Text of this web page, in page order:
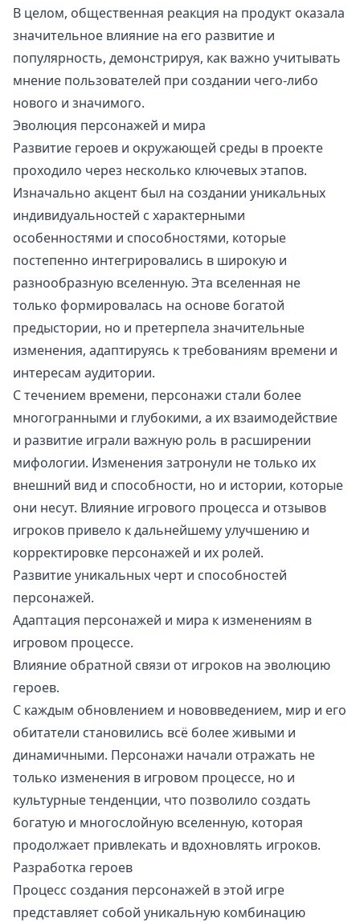
В целом, общественная реакция на продукт оказала
значительное влияние на его развитие и
популярность, демонстрируя, как важно учитывать
мнение пользователей при создании чего-либо
нового и значимого.
Эволюция персонажей и мира
Развитие героев и окружающей среды в проекте
проходило через несколько ключевых этапов.
Изначально акцент был на создании уникальных
индивидуальностей с характерными
особенностями и способностями, которые
постепенно интегрировались в широкую и
разнообразную вселенную. Эта вселенная не
только формировалась на основе богатой
предыстории, но и претерпела значительные
изменения, адаптируясь к требованиям времени и
интересам аудитории.
С течением времени, персонажи стали более
многогранными и глубокими, а их взаимодействие
и развитие играли важную роль в расширении
мифологии. Изменения затронули не только их
внешний вид и способности, но и истории, которые
они несут. Влияние игрового процесса и отзывов
игроков привело к дальнейшему улучшению и
корректировке персонажей и их ролей.
Развитие уникальных черт и способностей
персонажей.
Адаптация персонажей и мира к изменениям в
игровом процессе.
Влияние обратной связи от игроков на эволюцию
героев.
С каждым обновлением и нововведением, мир и его
обитатели становились всё более живыми и
динамичными. Персонажи начали отражать не
только изменения в игровом процессе, но и
культурные тенденции, что позволило создать
богатую и многослойную вселенную, которая
продолжает привлекать и вдохновлять игроков.
Разработка героев
Процесс создания персонажей в этой игре
представляет собой уникальную комбинацию